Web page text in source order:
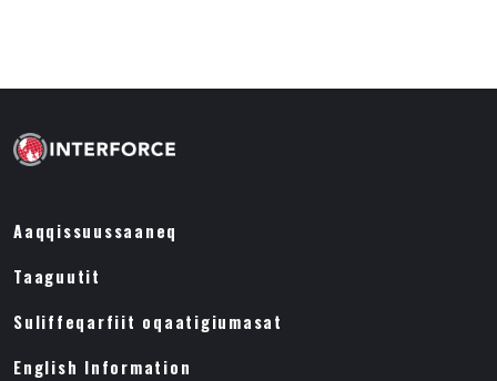
Aaqqissuussaaneq
Taaguutit
Suliffeqarfiit oqaatigiumasat
English Information